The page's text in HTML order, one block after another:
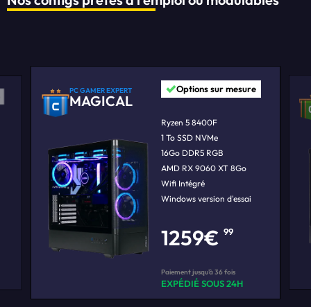
PC GAMER EXPERT
MAGICAL
Options sur mesure
Ryzen 5 8400F
1 To SSD NVMe
16Go DDR5 RGB
AMD RX 9060 XT 8Go
Wifi Intégré
Windows version d'essai
1259€99
Paiement jusqu'à 36 fois
EXPÉDIÉ SOUS 24H